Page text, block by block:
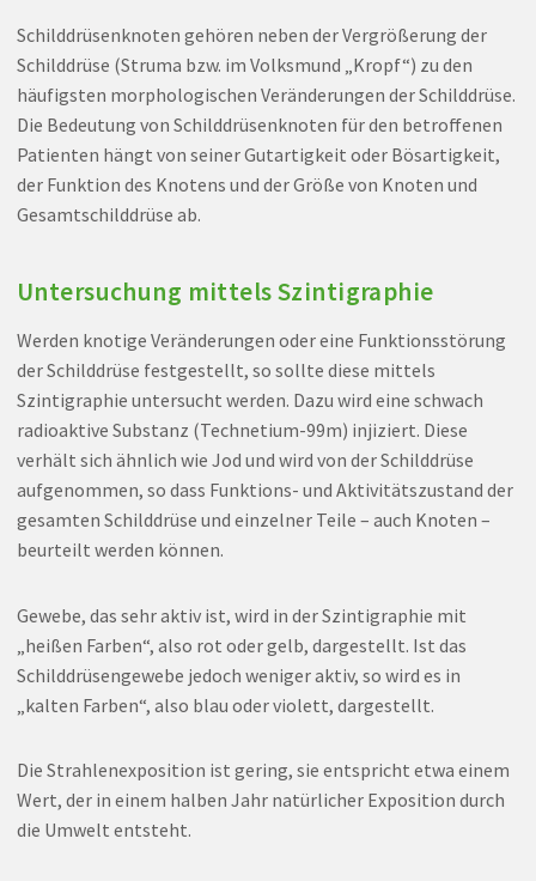
Schilddrüsenknoten gehören neben der Vergrößerung der
Schilddrüse (Struma bzw. im Volksmund „Kropf“) zu den
häufigsten morphologischen Veränderungen der Schilddrüse.
Die Bedeutung von Schilddrüsenknoten für den betroffenen
Patienten hängt von seiner Gutartigkeit oder Bösartigkeit,
der Funktion des Knotens und der Größe von Knoten und
Gesamtschilddrüse ab.
Untersuchung mittels Szintigraphie
Werden knotige Veränderungen oder eine Funktionsstörung
der Schilddrüse festgestellt, so sollte diese mittels
Szintigraphie untersucht werden. Dazu wird eine schwach
radioaktive Substanz (Technetium-99m) injiziert. Diese
verhält sich ähnlich wie Jod und wird von der Schilddrüse
aufgenommen, so dass Funktions- und Aktivitätszustand der
gesamten Schilddrüse und einzelner Teile – auch Knoten –
beurteilt werden können.
Gewebe, das sehr aktiv ist, wird in der Szintigraphie mit
„heißen Farben“, also rot oder gelb, dargestellt. Ist das
Schilddrüsengewebe jedoch weniger aktiv, so wird es in
„kalten Farben“, also blau oder violett, dargestellt.
Die Strahlenexposition ist gering, sie entspricht etwa einem
Wert, der in einem halben Jahr natürlicher Exposition durch
die Umwelt entsteht.